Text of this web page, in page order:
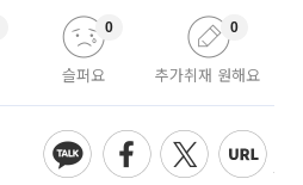
슬퍼요
0
추가취재 원해요
0